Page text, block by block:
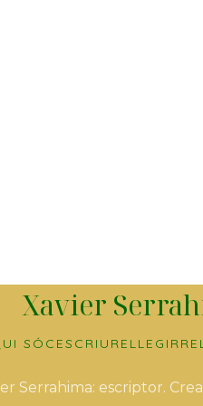
Xavier
SÓC ESCRIURE LLEGIR
Serrahima: escriptor.